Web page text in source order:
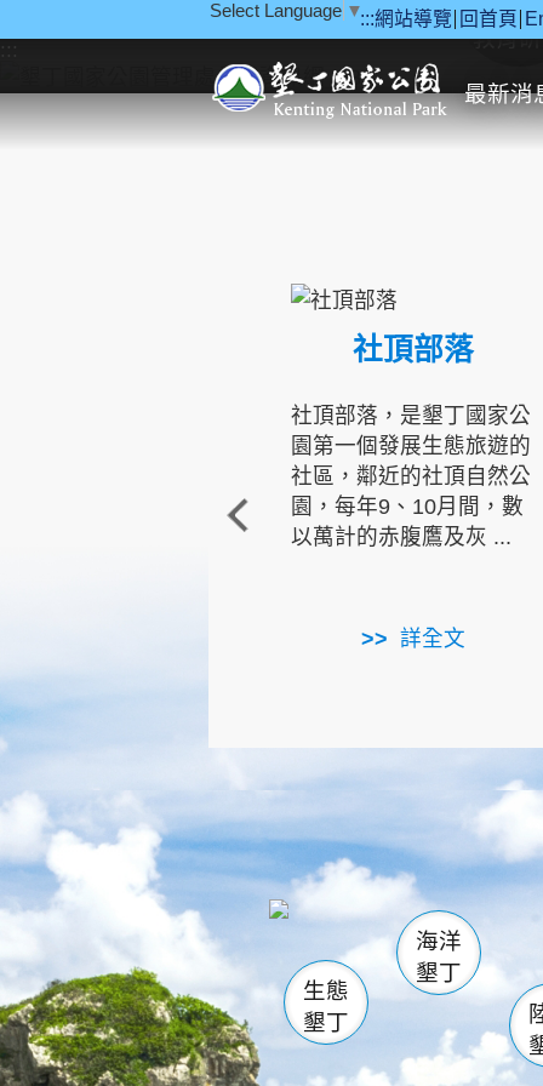
:::網站導覽 回首頁
Select Language ▼
最新消
::: 教育
社頂部落
社頂部落，是墾丁國家公
園第一個發展生態旅遊的
社區，鄰近的社頂自然公
園，每年9、10月間，數
以萬計的赤腹鷹及灰 ...
詳全文
龜山 海生館
恆春
龍鑾潭自
瓊麻館
關山
白砂
生態
墾丁
海洋
墾丁